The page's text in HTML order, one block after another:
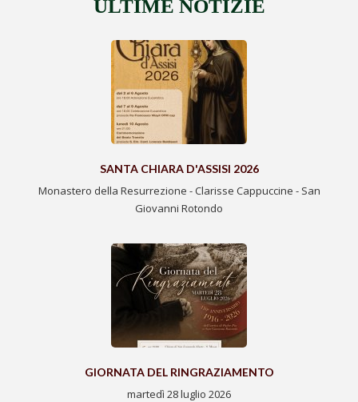
ULTIME NOTIZIE
SANTA CHIARA D'ASSISI 2026
Monastero della Resurrezione - Clarisse Cappuccine - San
Giovanni Rotondo
GIORNATA DEL RINGRAZIAMENTO
martedì 28 luglio 2026